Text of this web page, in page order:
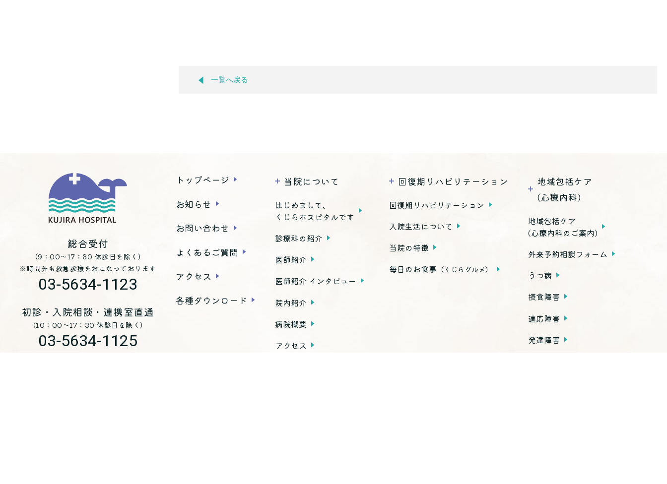
一覧へ戻る
総合受付
（9：00～17：30 休診日を除く）
※時間外も救急診療をおこなっております
03-5634-1123
初診・入院相談・連携室直通
（10：00～17：30 休診日を除く）
03-5634-1125
トップページ
お知らせ
お問い合わせ
よくあるご質問
アクセス
各種ダウンロード
当院について
はじめまして、
くじらホスピタルです
診療科の紹介
医師紹介
医師紹介 インタビュー
院内紹介
病院概要
アクセス
回復期リハビリテーション
回復期リハビリテーション
入院生活について
当院の特徴
毎日のお食事 （くじらグルメ）
地域包括ケア
(心療内科)
地域包括ケア
(心療内科のご案内)
外来予約相談フォーム
うつ病
摂食障害
適応障害
発達障害